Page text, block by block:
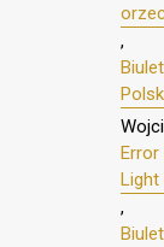
,
Error
Light
,